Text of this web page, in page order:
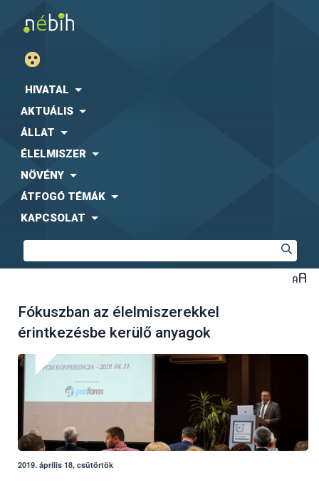
HIVATAL
AKTUÁLIS
ÁLLAT
ÉLELMISZER
NÖVÉNY
ÁTFOGÓ TÉMÁK
KAPCSOLAT
Fókuszban az élelmiszerekkel
érintkezésbe kerülő anyagok
2019. április 18, csütörtök